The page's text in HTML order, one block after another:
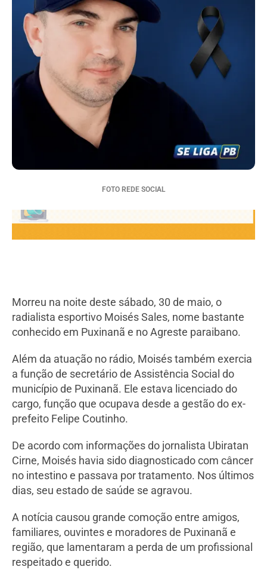
FOTO REDE SOCIAL
Morreu na noite deste sábado, 30 de maio, o
radialista esportivo Moisés Sales, nome bastante
conhecido em Puxinanã e no Agreste paraibano.
Além da atuação no rádio, Moisés também exercia
a função de secretário de Assistência Social do
município de Puxinanã. Ele estava licenciado do
cargo, função que ocupava desde a gestão do ex-
prefeito Felipe Coutinho.
De acordo com informações do jornalista Ubiratan
Cirne, Moisés havia sido diagnosticado com câncer
no intestino e passava por tratamento. Nos últimos
dias, seu estado de saúde se agravou.
A notícia causou grande comoção entre amigos,
familiares, ouvintes e moradores de Puxinanã e
região, que lamentaram a perda de um profissional
respeitado e querido.